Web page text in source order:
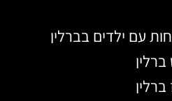
עם ילדים בברלין